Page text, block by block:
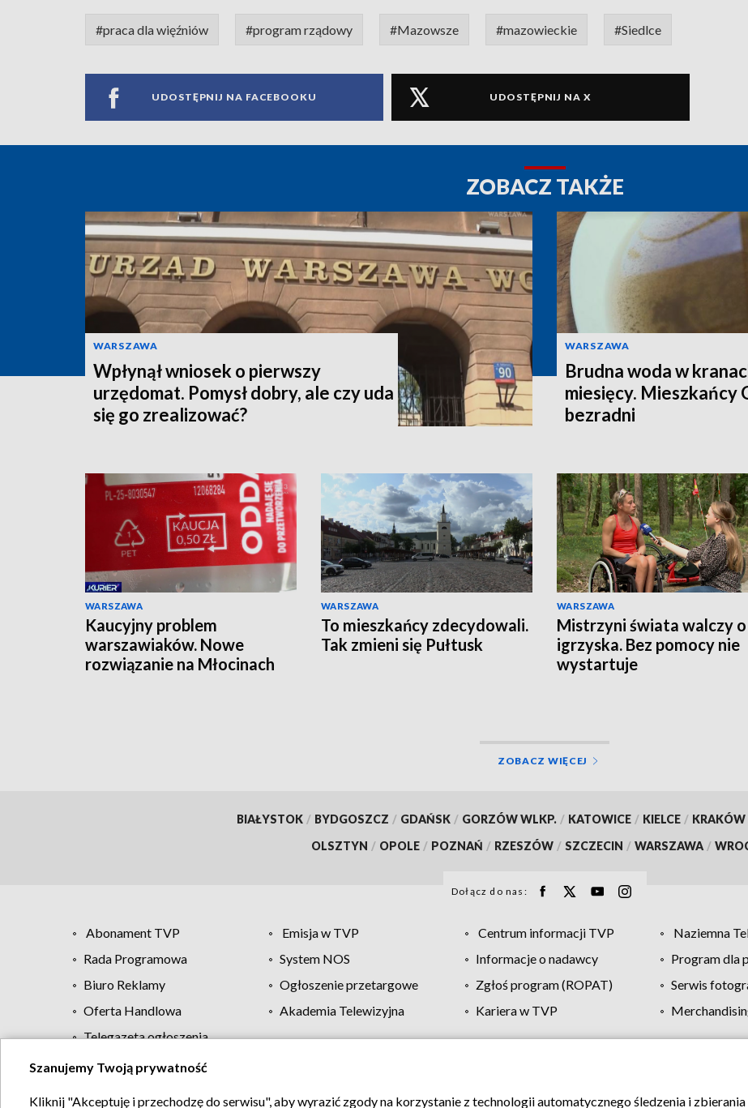
#praca dla więźniów #program rządowy #Mazowsze #mazowieckie #Siedlce
UDOSTĘPNIJ NA FACEBOOKU UDOSTĘPNIJ NA X
ZOBACZ TAKŻE
WARSZAWA
Wpłynął wniosek o pierwszy
urzędomat. Pomysł dobry, ale czy uda
się go zrealizować?
WARSZAWA
Brudna woda w
miesięcy. Mieszkańcy
bezradni
WARSZAWA
Kaucyjny problem
warszawiaków. Nowe
rozwiązanie na Młocinach
WARSZAWA
To mieszkańcy zdecydowali.
Tak zmieni się Pułtusk
WARSZAWA
Mistrzyni świata walczy o
igrzyska. Bez pomocy nie
wystartuje
ZOBACZ WIĘCEJ
BIAŁYSTOK / BYDGOSZCZ / GDAŃSK / GORZÓW WLKP. / KATOWICE / KIELCE / KRAKÓW
OLSZTYN / OPOLE / POZNAŃ / RZESZÓW / SZCZECIN / WARSZAWA /
Dołącz do nas:
Abonament TVP Emisja w TVP Centrum informacji TVP Naziemna
Rada Programowa
System NOS Informacje o nadawcy
Program dla
Biuro Reklamy
Ogłoszenie przetargowe Zgłoś program (ROPAT)
Serwis
Oferta Handlowa
Akademia Telewizyjna Kariera w TVP
Telegazeta ogłoszenia
Regulamin TVP Polityka prywatności Moje zgody Pomoc Biuro
Szanujemy Twoją prywatność
Kliknij "Akceptuję i przechodzę do serwisu", aby wyrazić zgody na korzystanie z technologii automatycznego śledzenia i